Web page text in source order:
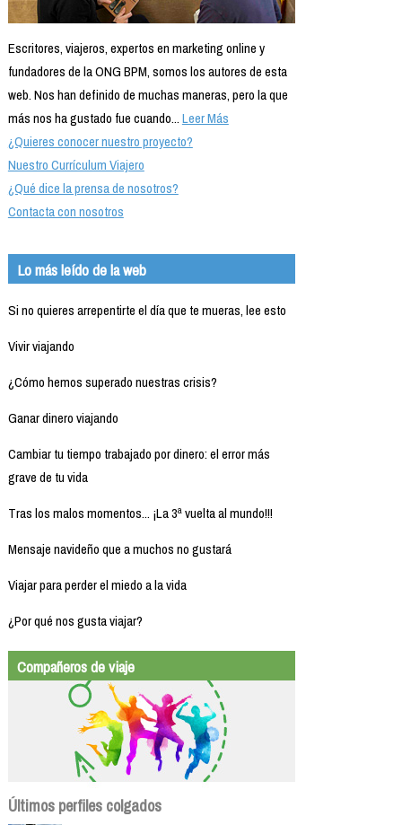
Escritores, viajeros, expertos en marketing online y
fundadores de la ONG BPM, somos los autores de esta
web. Nos han definido de muchas maneras, pero la que
más nos ha gustado fue cuando...Leer Más
¿Quieres conocer nuestro proyecto?
Nuestro Currículum Viajero
¿Qué dice la prensa de nosotros?
Contacta con nosotros
Lo más leído de la web
Si no quieres arrepentirte el día que te mueras, lee esto
Vivir viajando
¿Cómo hemos superado nuestras crisis?
Ganar dinero viajando
Cambiar tu tiempo trabajado por dinero: el error más
grave de tu vida
Tras los malos momentos... ¡La 3ª vuelta al mundo!!!
Mensaje navideño que a muchos no gustará
Viajar para perder el miedo a la vida
¿Por qué nos gusta viajar?
Compañeros de viaje
Últimos perfiles colgados